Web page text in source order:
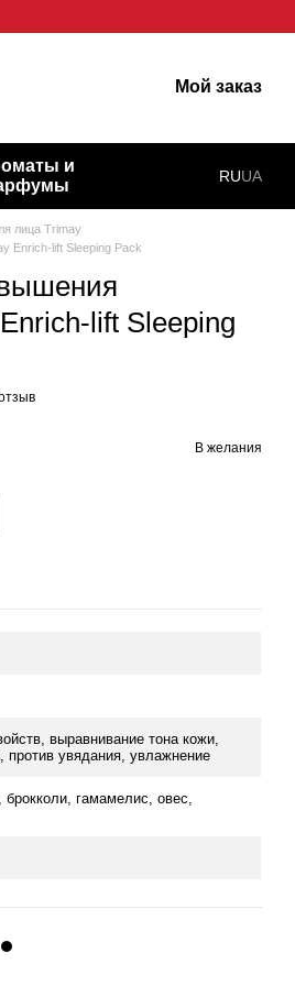
Мой заказ
и
RUUA
лица Trimay
Enrich-lift Sleeping Pack
lift Sleeping
В желания
выравнивание тона кожи,
против увядания, увлажнение
брокколи, гамамелис, овес,